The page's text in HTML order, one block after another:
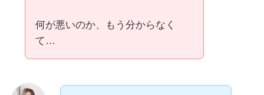
何が悪いのか、もう分からなく
て…